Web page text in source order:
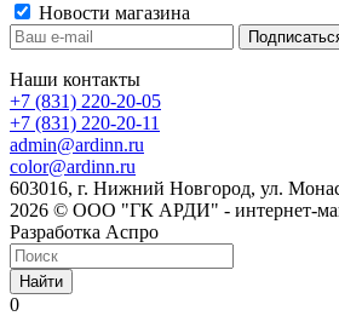
Новости магазина
Наши контакты
+7 (831) 220-20-05
+7 (831) 220-20-11
admin@ardinn.ru
color@ardinn.ru
603016, г. Нижний Новгород, ул.
2026 © ООО "ГК АРДИ" - интернет-
Разработка Аспро
Найти
0